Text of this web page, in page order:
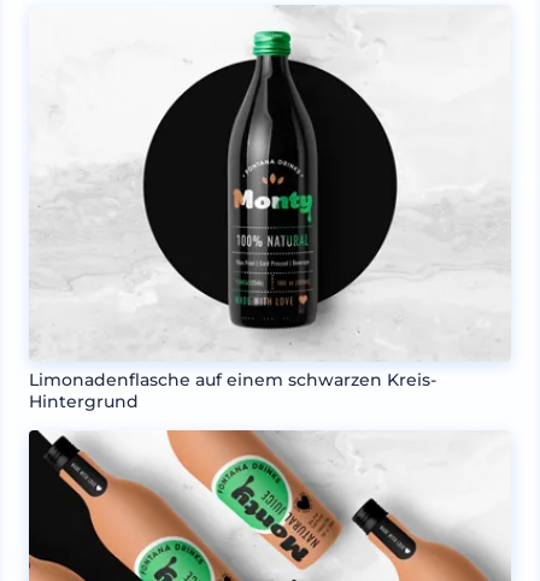
Limonadenflasche auf einem schwarzen Kreis-
Hintergrund